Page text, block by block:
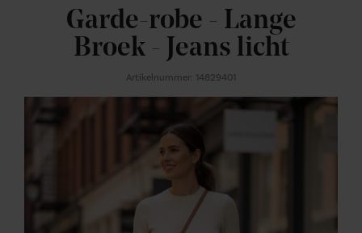
Garde-robe - Lange
Broek - Jeans licht
Artikelnummer: 14829401